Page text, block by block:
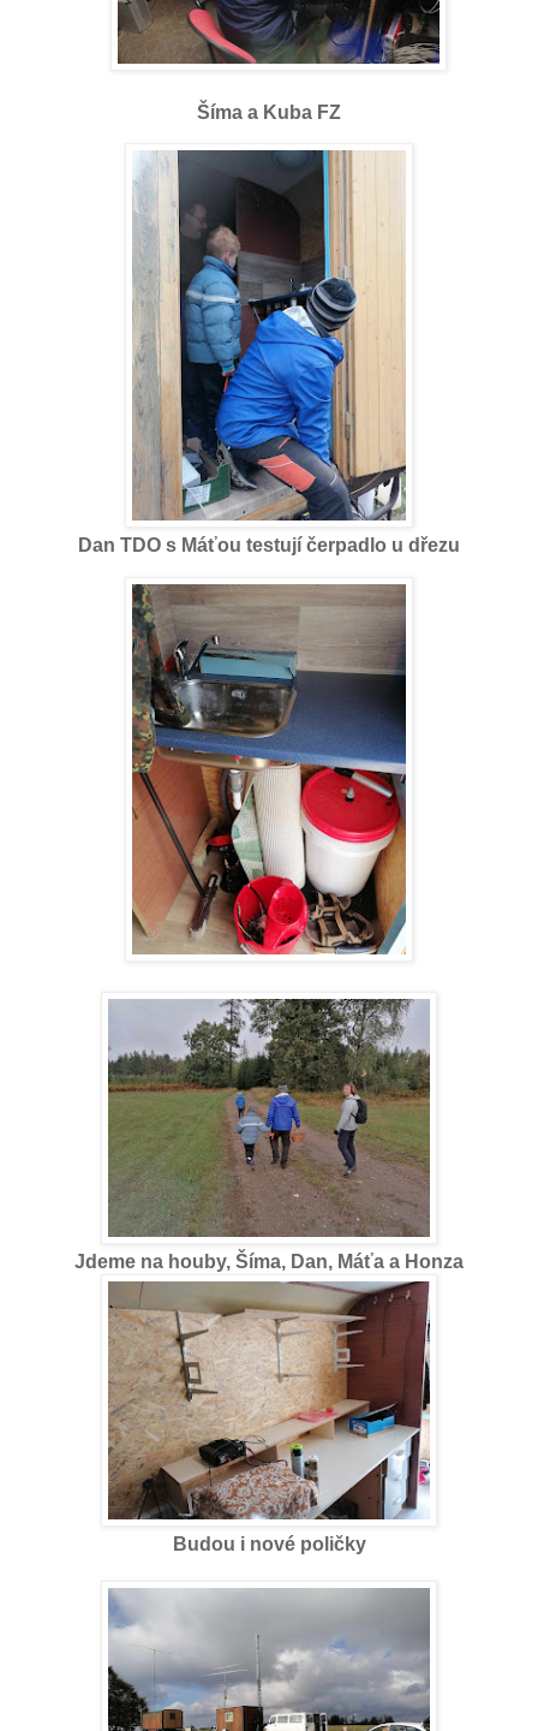
Šíma a Kuba FZ
Dan TDO s Máťou testují čerpadlo u dřezu
Jdeme na houby, Šíma, Dan, Máťa a Honza
Budou i nové poličky